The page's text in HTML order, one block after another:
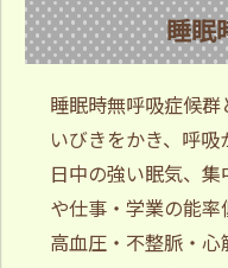
睡眠
睡眠時無呼吸症候
いびきをかき、呼吸
日中の強い眠気、
や仕事・学業の能率
高血圧・不整脈・